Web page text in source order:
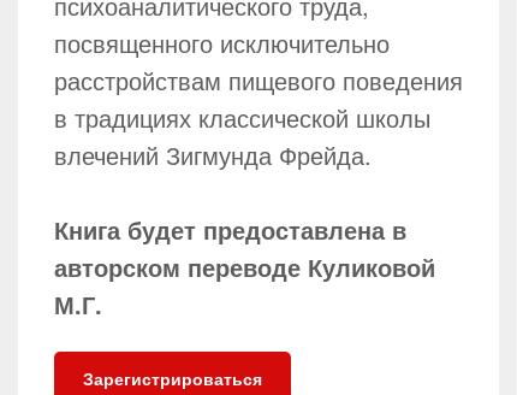
посвященного исключительно
расстройствам пищевого поведения
в традициях классической школы
влечений Зигмунда Фрейда.
Книга будет предоставлена в
авторском переводе Куликовой
М.Г.
Зарегистрироваться